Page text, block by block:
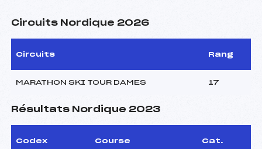
Circuits Nordique 2026
Circuits Rang
MARATHON SKI TOUR DAMES 17
Résultats Nordique 2023
Codex Course Cat.